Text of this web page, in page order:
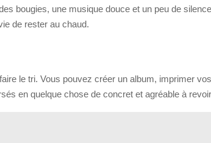
bougies, une musique douce et un peu de
de rester au chaud.
le tri. Vous pouvez créer un album, imprimer
en quelque chose de concret et agréable à